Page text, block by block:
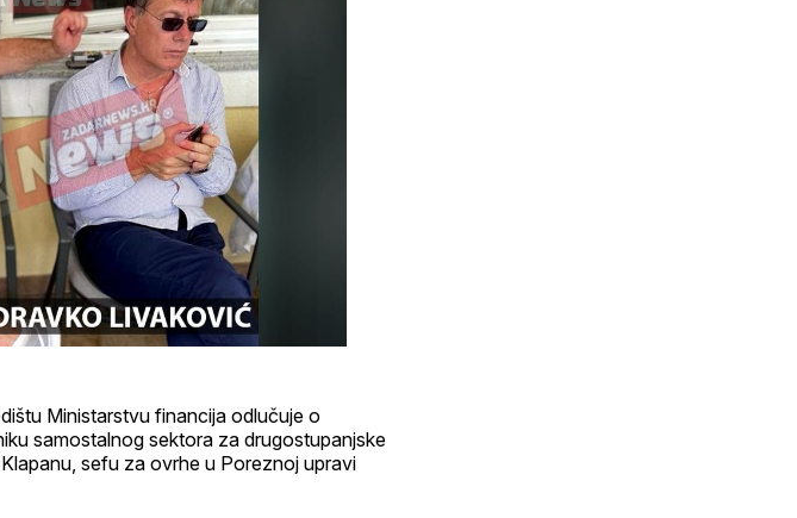
Ministarstvu financija odlučuje o
samostalnog sektora za drugostupanjske
sefu za ovrhe u Poreznoj upravi